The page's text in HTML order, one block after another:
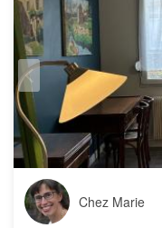
Chez Marie